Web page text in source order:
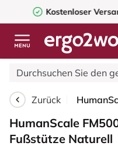
75,00€
Zurück
HumanScale
Fußstütze Naturell